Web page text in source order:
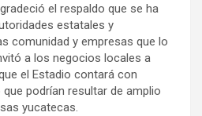
el respaldo que se ha
estatales y
comunidad y empresas que lo
a los negocios locales a
el Estadio contará con
podrían resultar de amplio
yucatecas.